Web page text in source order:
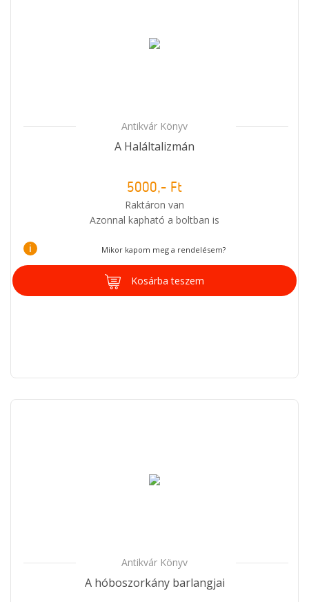
Antikvár Könyv
A Haláltalizmán
5000,- Ft
Raktáron van
Azonnal kapható a boltban is
i Mikor kapom meg a rendelésem?
Kosárba teszem
Antikvár Könyv
A hóboszorkány barlangjai